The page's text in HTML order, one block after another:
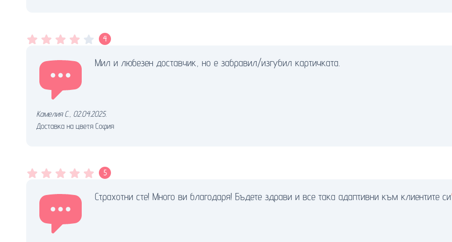
4
Мил и любезен доставчик, но е забравил/изгубил картичката.
Камелия С., 02.04.2025.
Доставка на цветя София
5
Страхотни сте! Много ви благодаря! Бъдете здрави и все така адаптивни към клиентите